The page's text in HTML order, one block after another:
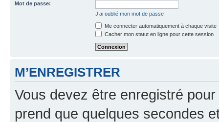
Mot de passe:
J’ai oublié mon mot de passe
Me connecter automatiquement à chaque visite
Cacher mon statut en ligne pour cette session
M’ENREGISTRER
Vous devez être enregistré
prend que quelques secondes